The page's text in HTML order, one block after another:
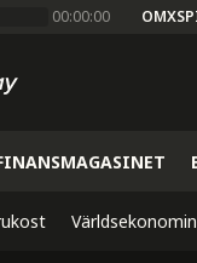
00:00:00
Världsekonomin